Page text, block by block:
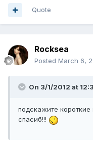
Quote
Rocksea
Posted March 6,
On 3/1/2012 at
подскажите короткие
спасиб!!!